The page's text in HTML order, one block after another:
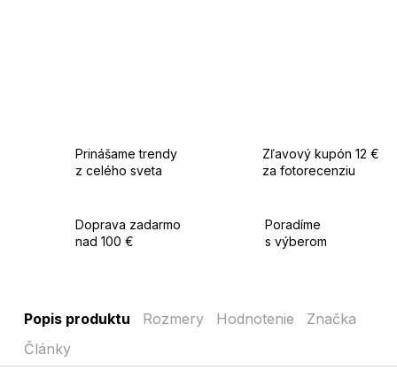
Prinášame trendy
z celého sveta
Zľavový kupón 12 €
za fotorecenziu
Doprava zadarmo
nad 100 €
Poradíme
s výberom
Popis produktu Rozmery Hodnotenie
Značka
Články